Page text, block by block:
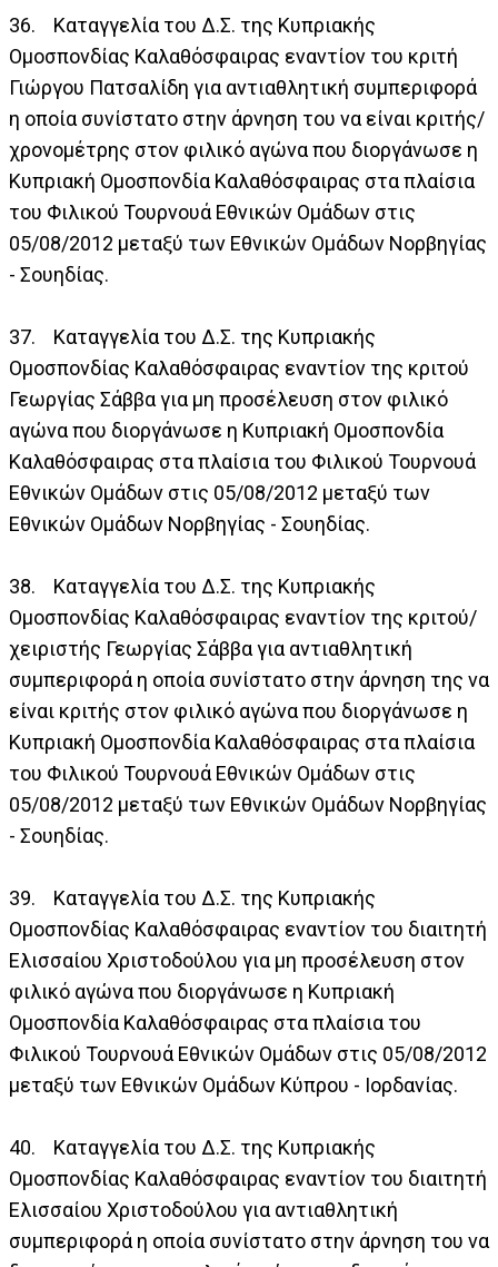
36. Καταγγελία του Δ.Σ. της Κυπριακής
Ομοσπονδίας Καλαθόσφαιρας εναντίον του κριτή
Γιώργου Πατσαλίδη για αντιαθλητική συμπεριφορά
η οποία συνίστατο στην άρνηση του να είναι κριτής/
χρονομέτρης στον φιλικό αγώνα που διοργάνωσε η
Κυπριακή Ομοσπονδία Καλαθόσφαιρας στα πλαίσια
του Φιλικού Τουρνουά Εθνικών Ομάδων στις
05/08/2012 μεταξύ των Εθνικών Ομάδων Νορβηγίας
- Σουηδίας.
37. Καταγγελία του Δ.Σ. της Κυπριακής
Ομοσπονδίας Καλαθόσφαιρας εναντίον της κριτού
Γεωργίας Σάββα για μη προσέλευση στον φιλικό
αγώνα που διοργάνωσε η Κυπριακή Ομοσπονδία
Καλαθόσφαιρας στα πλαίσια του Φιλικού Τουρνουά
Εθνικών Ομάδων στις 05/08/2012 μεταξύ των
Εθνικών Ομάδων Νορβηγίας - Σουηδίας.
38. Καταγγελία του Δ.Σ. της Κυπριακής
Ομοσπονδίας Καλαθόσφαιρας εναντίον της κριτού/
χειριστής Γεωργίας Σάββα για αντιαθλητική
συμπεριφορά η οποία συνίστατο στην άρνηση της να
είναι κριτής στον φιλικό αγώνα που διοργάνωσε η
Κυπριακή Ομοσπονδία Καλαθόσφαιρας στα πλαίσια
του Φιλικού Τουρνουά Εθνικών Ομάδων στις
05/08/2012 μεταξύ των Εθνικών Ομάδων Νορβηγίας
- Σουηδίας.
39. Καταγγελία του Δ.Σ. της Κυπριακής
Ομοσπονδίας Καλαθόσφαιρας εναντίον του διαιτητή
Ελισσαίου Χριστοδούλου για μη προσέλευση στον
φιλικό αγώνα που διοργάνωσε η Κυπριακή
Ομοσπονδία Καλαθόσφαιρας στα πλαίσια του
Φιλικού Τουρνουά Εθνικών Ομάδων στις 05/08/2012
μεταξύ των Εθνικών Ομάδων Κύπρου - Ιορδανίας.
40. Καταγγελία του Δ.Σ. της Κυπριακής
Ομοσπονδίας Καλαθόσφαιρας εναντίον του διαιτητή
Ελισσαίου Χριστοδούλου για αντιαθλητική
συμπεριφορά η οποία συνίστατο στην άρνηση του να